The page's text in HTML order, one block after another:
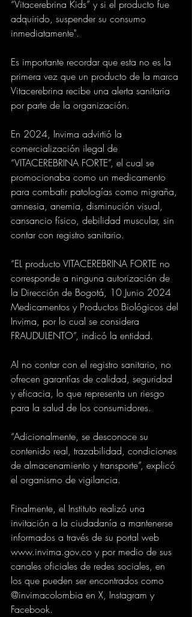
“Vitacerebrina Kids” y si el producto fue
adquirido, suspender su consumo
inmediatamente".
Es importante recordar que esta no es la
primera vez que un producto de la marca
Vitacerebrina recibe una alerta sanitaria
por parte de la organización.
En 2024, Invima advirtió la
comercialización ilegal de
“VITACEREBRINA FORTE”, el cual se
promocionaba como un medicamento
para combatir patologías como migraña,
amnesia, anemia, disminución visual,
cansancio físico, debilidad muscular, sin
contar con registro sanitario.
“EL producto VITACEREBRINA FORTE no
corresponde a ninguna autorización de
la Dirección de Bogotá, 10 Junio 2024
Medicamentos y Productos Biológicos del
Invima, por lo cual se considera
FRAUDULENTO”, indicó la entidad.
Al no contar con el registro sanitario, no
ofrecen garantías de calidad, seguridad
y eficacia, lo que representa un riesgo
para la salud de los consumidores.
“Adicionalmente, se desconoce su
contenido real, trazabilidad, condiciones
de almacenamiento y transporte”, explicó
el organismo de vigilancia.
Finalmente, el Instituto realizó una
invitación a la ciudadanía a mantenerse
informados a través de su portal web
www.invima.gov.co y por medio de sus
canales oficiales de redes sociales, en
los que pueden ser encontrados como
@invimacolombia en X, Instagram y
Facebook.